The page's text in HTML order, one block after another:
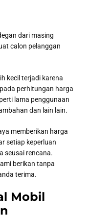
dari masing
calon pelanggan
kecil terjadi karena
perhitungan harga
lama penggunaan
dan lain lain.
memberikan harga
setiap keperluan
seusai rencana.
berikan tanpa
terima.
Mobil